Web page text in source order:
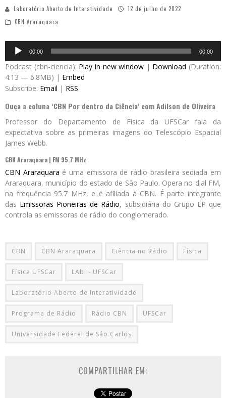
Laboratório Aberto de Interatividade
12 de julho de 2022
CBN Araraquara
Audio
Player
00:00 00:00
Podcast (cbn-ciencia): Play in new window | Download (Duration:
4:13 — 6.8MB) | Embed
Subscribe: Email | RSS
Ouça a coluna ‘CBN Por dentro da Ciência’ com Adilson de Oliveira
Professor do Departamento de Física da UFSCar fala da
expectativa sobre as primeiras imagens do Telescópio Espacial
James Webb.
CBN Araraquara | FM 95.7 MHz
CBN Araraquara é uma emissora de rádio brasileira sediada em
Araraquara, município do estado de São Paulo. Opera no dial FM,
na frequência 95.7 MHz, e é afiliada à CBN. É parte integrante
das Emissoras Pioneiras de Rádio, subsidiária do Grupo EP que
controla as emissoras de rádio do conglomerado.
CBN CBN Araraquara Ciência no Rádio Física
Física UFSCar LAbI - UFSCar
Laboratório Aberto de Interatividade
Programa de Rádio Rádio CBN UFSCar
Universidade Federal de Sâo Carlos
COMPARTILHAR EM: